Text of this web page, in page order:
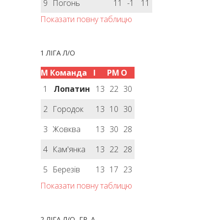
9 Погонь 11 -1
11
Показати повну таблицю
1 ЛІГА Л/О
М Команда І РМ О
1
Лопатин 13 22 30
2 Городок 13 10 30
3 Жовква 13 30 28
4 Кам'янка 13 22 28
5 Березів 13 17 23
Показати повну таблицю